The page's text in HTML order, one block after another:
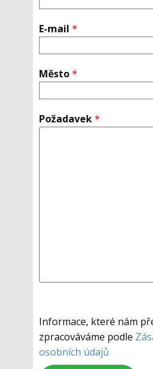
E-mail *
Město*
Požadavek*
Informace, které nám
zpracováváme podle
osobních údajů